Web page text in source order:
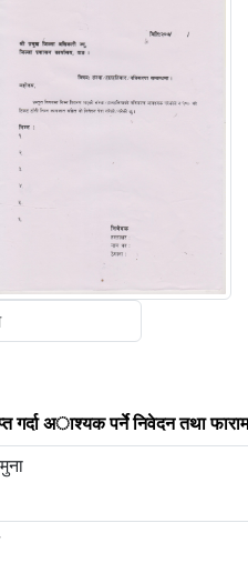
गर्दा अाश्यक पर्ने निवेदन तथा